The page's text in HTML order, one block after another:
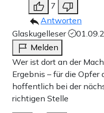
7
Antworten
Glaskugelleser
Melden
Wer ist dort an der
Ergebnis – für die Opfer
hoffentlich bei der
richtigen Stelle